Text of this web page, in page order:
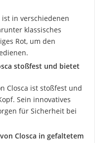
in verschiedenen
klassisches
Rot, um den
stoßfest und bietet
Closca ist stoßfest und
Sein innovatives
für Sicherheit bei
Closca in gefaltetem